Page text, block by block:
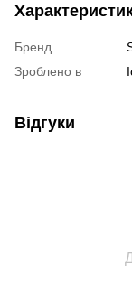
Бренд
Зроблено в
Відгуки